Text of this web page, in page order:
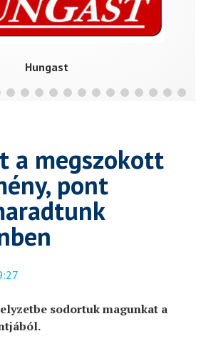
Hungast
a megszokott
pont
sodortuk magunkat a